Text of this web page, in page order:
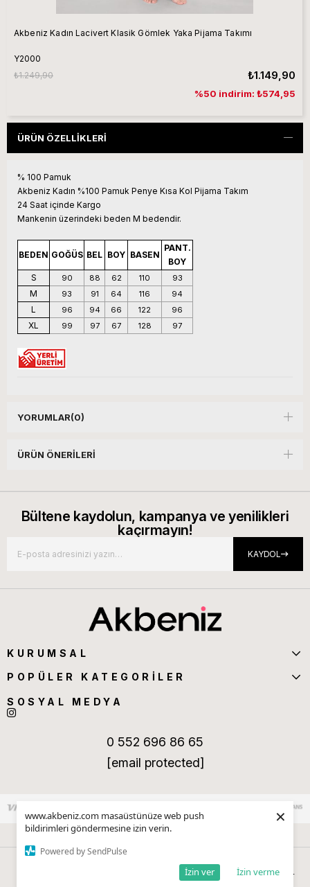
www.akbeniz.com masaüstünüze web push
bildirimleri göndermesine izin verin.
Powered by SendPulse
İzin verme
İzin ver
×
Akbeniz Kadın Lacivert Klasik Gömlek Yaka Pijama Takımı
Y2000
₺1.149,90
₺1.249,90
%50 indirim: ₺574,95
ÜRÜN ÖZELLIKLERI
% 100 Pamuk
Akbeniz Kadın %100 Pamuk Penye Kısa Kol Pijama Takım
24 Saat içinde Kargo
Mankenin üzerindeki beden M bedendir.
BEDEN GOĞÜS BEL BOY BASEN
PANT.
BOY
S
90 88 62 110 93
M 93 91 64 116 94
L 96 94 66 122 96
XL 99 97 67 128 97
YORUMLAR(0)
ÜRÜN ÖNERILERI
Bültene kaydolun, kampanya ve yenilikleri
kaçırmayın!
KAYDOL
KURUMSAL
POPÜLER KATEGORİLER
SOSYAL MEDYA
0 552 696 86 65
[email protected]
Favorilerim Kategoriler